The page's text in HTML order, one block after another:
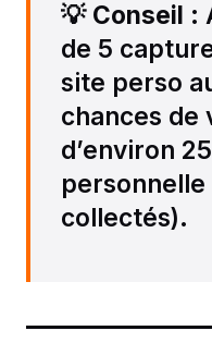
💡 Conseil :
de 5
site perso
chances de
d’environ
collectés).